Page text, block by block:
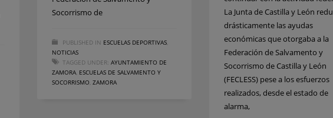
Socorrismo de
PUBLISHED IN ESCUELAS DEPORTIVAS,
NOTICIAS
TAGGED UNDER: AYUNTAMIENTO DE
ZAMORA, ESCUELAS DE SALVAMENTO Y
SOCORRISMO, ZAMORA
La Junta de Castilla y León
drásticamente las ayudas
económicas que otorgaba a la
Federación de Salvamento y
Socorrismo de Castilla y León
(FECLESS) pese a los esfuerzos
realizados, desde el estado de
alarma,